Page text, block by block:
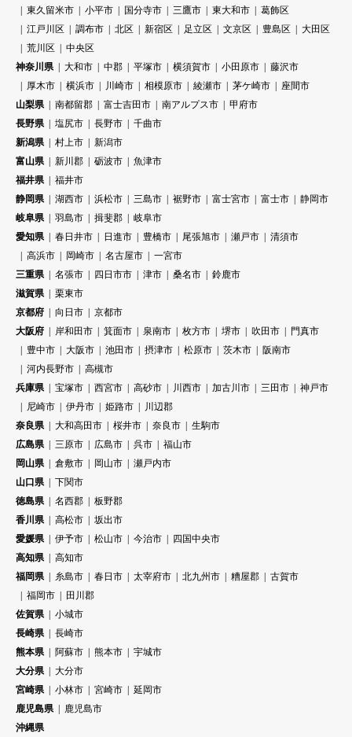
東久留米市
小平市 国分寺市 三鷹市 東大和市
葛飾区
江戸川区
調布市 北区 新宿区 足立区 文京区 豊島区
大田区
荒川区
中央区
神奈川県
大和市 中郡 平塚市 横須賀市 小田原市
藤沢市
厚木市
横浜市 川崎市 相模原市 綾瀬市 茅ケ崎市
座間市
山梨県
南都留郡 富士吉田市 南アルプス市
甲府市
長野県
塩尻市 長野市
千曲市
新潟県
村上市
新潟市
富山県
新川郡 砺波市
魚津市
福井県
福井市
静岡県
湖西市 浜松市 三島市 裾野市 富士宮市 富士市
静岡市
岐阜県
羽島市 揖斐郡
岐阜市
愛知県
春日井市 日進市 豊橋市 尾張旭市 瀬戸市
清須市
高浜市
岡崎市 名古屋市
一宮市
三重県
名張市 四日市市 津市 桑名市
鈴鹿市
滋賀県
栗東市
京都府
向日市
京都市
大阪府
岸和田市 箕面市 泉南市 枚方市 堺市 吹田市
門真市
豊中市
大阪市 池田市 摂津市 松原市 茨木市
阪南市
河内長野市
高槻市
兵庫県
宝塚市 西宮市 高砂市 川西市 加古川市 三田市
神戸市
尼崎市
伊丹市 姫路市
川辺郡
奈良県
大和高田市 桜井市 奈良市
生駒市
広島県
三原市 広島市 呉市
福山市
岡山県
倉敷市 岡山市
瀬戸内市
山口県
下関市
徳島県
名西郡
板野郡
香川県
高松市
坂出市
愛媛県
伊予市 松山市 今治市
四国中央市
高知県
高知市
福岡県
糸島市 春日市 太宰府市 北九州市 糟屋郡
古賀市
福岡市
田川郡
佐賀県
小城市
長崎県
長崎市
熊本県
阿蘇市 熊本市
宇城市
大分県
大分市
宮崎県
小林市 宮崎市
延岡市
鹿児島県
鹿児島市
沖縄県